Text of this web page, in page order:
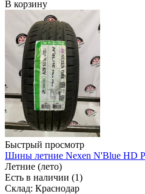
В корзину
Быстрый просмотр
Шины летние Nexen N'Blue HD
Летние (лето)
Есть в наличии (1)
Склад: Краснодар